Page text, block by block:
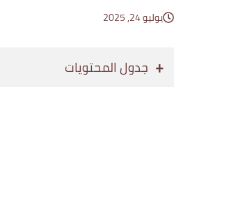
يوليو 24, 2025
جدول المحتويات